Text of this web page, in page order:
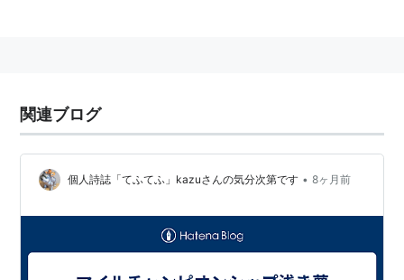
走として創設。1984年のグレード制導入に伴いGIIIに格
れた。1987年にGIIに昇格。1990年に定量戦となりGIに
昇格、開催時期も有馬記念の1週前となった。1994年か
関連ブログ
個人詩誌「てふてふ」kazuさんの気分次第です • 8ヶ月前